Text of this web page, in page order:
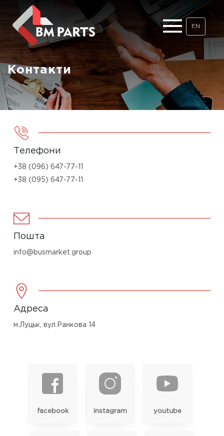
EN
Контакти
Телефони
+38 (096) 647-77-11
+38 (095) 647-77-11
Пошта
info@busmarket.group
Адреса
м.Луцьк, вул.Ранкова 14
facebook instagram youtube